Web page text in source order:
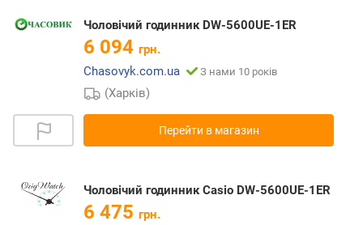
Чоловічий годинник DW-5600UE-1ER
6 094 грн.
Chasovyk.com.ua
З нами 10 років
(Харків)
Перейти в магазин
Чоловічий годинник Casio DW-5600UE-1ER
6 475 грн.